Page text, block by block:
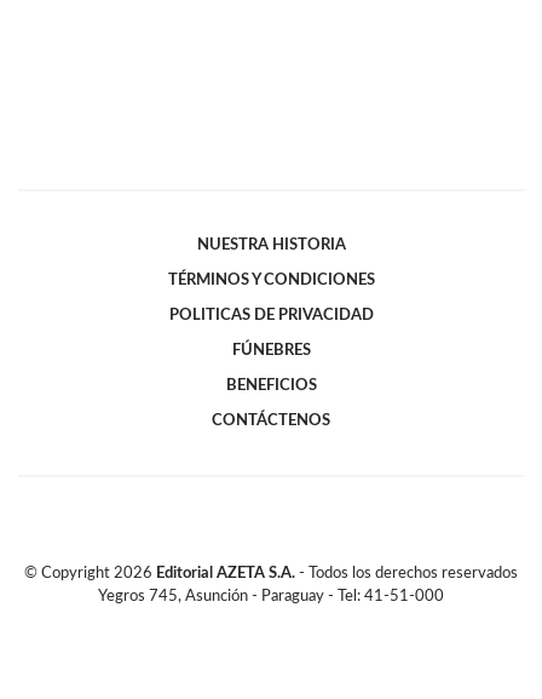
NUESTRA HISTORIA
TÉRMINOS Y CONDICIONES
POLITICAS DE PRIVACIDAD
FÚNEBRES
BENEFICIOS
CONTÁCTENOS
© Copyright 2026 Editorial AZETA S.A. - Todos los derechos reservados
Yegros 745, Asunción - Paraguay - Tel: 41-51-000